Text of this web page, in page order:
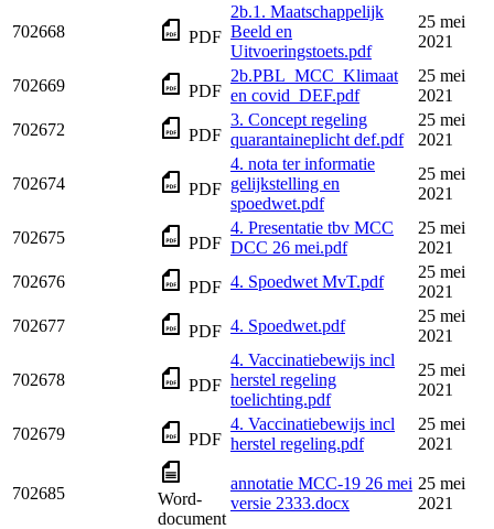
702668 PDF
2b.1. Maatschappelijk
Beeld en
Uitvoeringstoets.pdf
25 mei
2021
702669 PDF
2b.PBL_MCC_Klimaat
en covid_DEF.pdf
25 mei
2021
702672
PDF
3. Concept regeling
quarantaineplicht def.pdf
25 mei
2021
702674 PDF
4. nota ter informatie
gelijkstelling en
spoedwet.pdf
25 mei
2021
702675 PDF
4. Presentatie tbv MCC
DCC 26 mei.pdf
25 mei
2021
702676
PDF 4. Spoedwet MvT.pdf
25 mei
2021
702677
PDF 4. Spoedwet.pdf
25 mei
2021
702678 PDF
4. Vaccinatiebewijs incl
herstel regeling
toelichting.pdf
25 mei
2021
702679 PDF
4. Vaccinatiebewijs incl
herstel regeling.pdf
25 mei
2021
702685
Word-
document
annotatie MCC-19 26 mei
versie 2333.docx
25 mei
2021